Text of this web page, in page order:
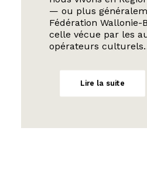
— ou plus
Fédération
celle vécue par les
opérateurs
Lire la suite